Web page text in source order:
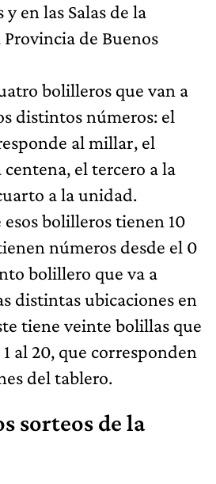
y en las Salas de la
de Buenos
bolilleros que van a
distintos números: el
al millar, el
centena, el tercero a la
a la unidad.
esos bolilleros tienen 10
números desde el 0
bolillero que va a
distintas ubicaciones en
tiene veinte bolillas que
al 20, que corresponden
del tablero.
sorteos de la